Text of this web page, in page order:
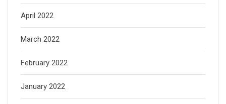
April 2022
March 2022
February 2022
January 2022